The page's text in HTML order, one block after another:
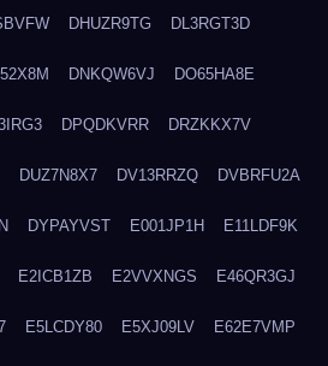
DHUZR9TG DL3RGT3D
DNKQW6VJ DO65HA8E
DPQDKVRR DRZKKX7V
DUZ7N8X7 DV13RRZQ DVBRFU2A
DYPAYVST E001JP1H E11LDF9K
E2ICB1ZB E2VVXNGS E46QR3GJ
E5LCDY80 E5XJ09LV E62E7VMP